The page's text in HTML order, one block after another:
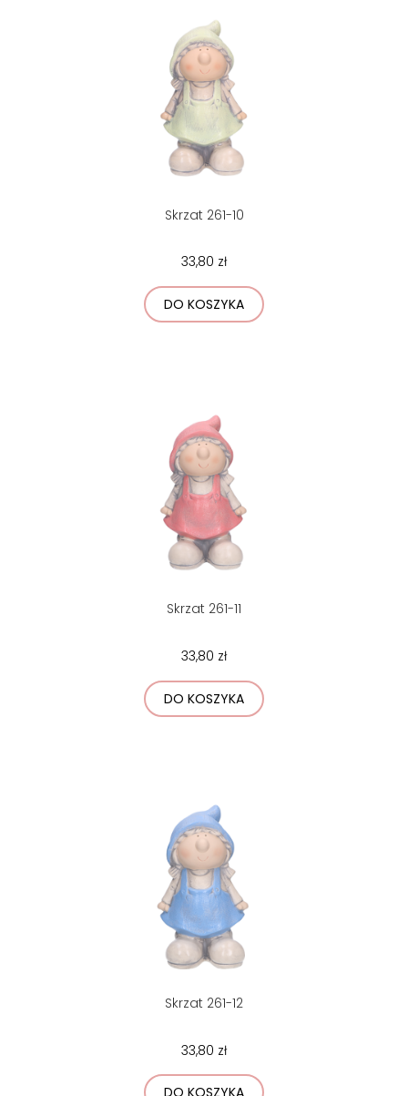
Skrzat 261-10
33,80 zł
DO KOSZYKA
Skrzat 261-11
33,80 zł
DO KOSZYKA
Skrzat 261-12
33,80 zł